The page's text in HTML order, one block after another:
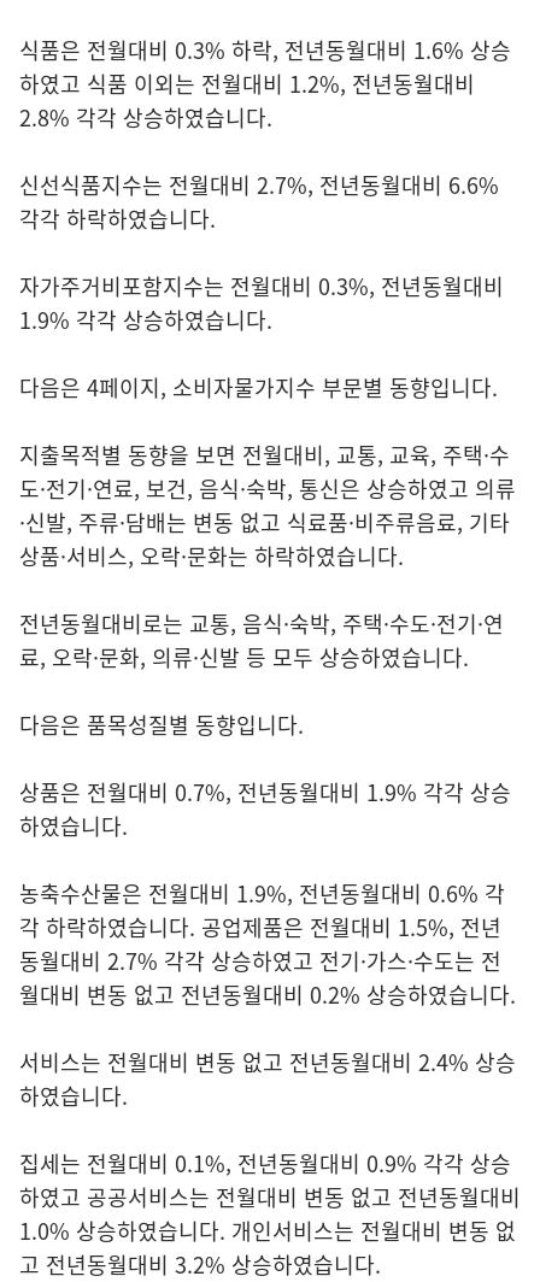
식품은 전월대비 0.3% 하락, 전년동월대비 1.6% 상승
하였고 식품 이외는 전월대비 1.2%, 전년동월대비
2.8% 각각 상승하였습니다.
신선식품지수는 전월대비 2.7%, 전년동월대비 6.6%
각각 하락하였습니다.
자가주거비포함지수는 전월대비 0.3%, 전년동월대비
1.9% 각각 상승하였습니다.
다음은 4페이지, 소비자물가지수 부문별 동향입니다.
지출목적별 동향을 보면 전월대비, 교통, 교육, 주택·수
도·전기·연료, 보건, 음식·숙박, 통신은 상승하였고 의류
·신발, 주류·담배는 변동 없고 식료품·비주류음료, 기타
상품·서비스, 오락·문화는 하락하였습니다.
전년동월대비로는 교통, 음식·숙박, 주택·수도·전기·연
료, 오락·문화, 의류·신발 등 모두 상승하였습니다.
다음은 품목성질별 동향입니다.
상품은 전월대비 0.7%, 전년동월대비 1.9% 각각 상승
하였습니다.
농축수산물은 전월대비 1.9%, 전년동월대비 0.6% 각
각 하락하였습니다. 공업제품은 전월대비 1.5%, 전년
동월대비 2.7% 각각 상승하였고 전기·가스·수도는 전
월대비 변동 없고 전년동월대비 0.2% 상승하였습니다.
서비스는 전월대비 변동 없고 전년동월대비 2.4% 상승
하였습니다.
집세는 전월대비 0.1%, 전년동월대비 0.9% 각각 상승
하였고 공공서비스는 전월대비 변동 없고 전년동월대비
1.0% 상승하였습니다. 개인서비스는 전월대비 변동 없
고 전년동월대비 3.2% 상승하였습니다.